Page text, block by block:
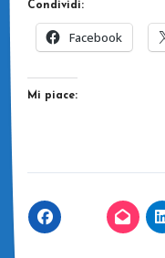
Condividi:
Facebook
Mi piace: